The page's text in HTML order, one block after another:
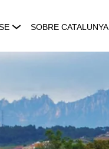
SOBRE CATALUNYA